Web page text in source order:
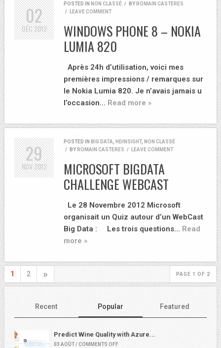
POSTED IN NON CLASSÉ / BY ROMAIN CASTERES
/
LEAVE COMMENT
WINDOWS PHONE 8 – NOKIA
LUMIA 820
Après 24h d’utilisation, voici mes
premières impressions / remarques sur
le Nokia Lumia 820. Je n’avais jamais u
l’occasion… Read more »
02
DÉC2012
POSTED IN BIG DATA HDINSIGHT, NON CLASSÉ
/
BY ROMAIN CASTERES / LEAVE COMMENT
MICROSOFT BIGDATA
CHALLENGE WEBCAST
Le 28 Novembre 2012 Microsoft
organisait un Quiz autour d’un WebCast
Big Data : Les trois questions… Read
more »
29
NOV2012
PAGE 1 OF 2
1 2 »
Recent Popular Featured
Predict Wine Quality with Azure...
03 AOÛT / COMMENTS OFF